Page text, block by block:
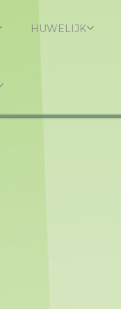
HUWELIJK